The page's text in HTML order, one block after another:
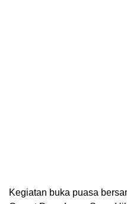
Kegiatan buka puasa